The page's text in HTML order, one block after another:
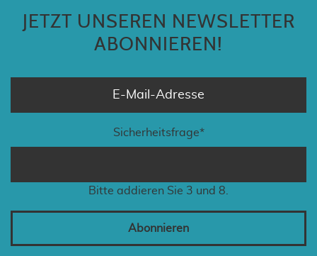
JETZT UNSEREN NEWSLETTER
ABONNIEREN!
Sicherheitsfrage*
Bitte addieren Sie 3 und 8.
Abonnieren